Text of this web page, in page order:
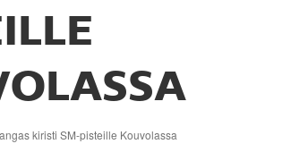
kiristi SM-pisteille Kouvolassa